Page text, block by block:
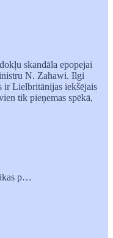
skandāla epopejai
N. Zahawi. Ilgi
ir Lielbritānijas iekšējais
tik pieņemas spēkā,
p…